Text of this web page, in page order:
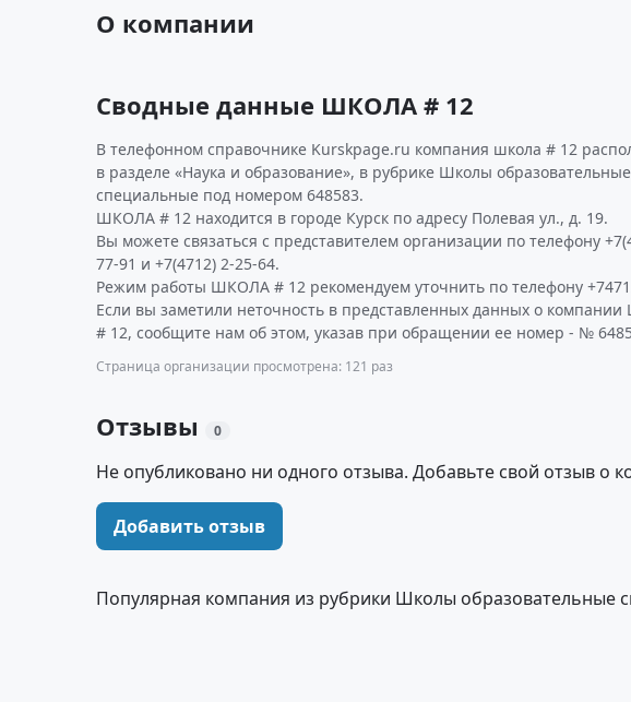
О компании
Сводные данные ШКОЛА # 12
В телефонном справочнике Kurskpage.ru компания школа # 12
в разделе «Наука и образование», в рубрике Школы образовательные
специальные под номером 648583.
ШКОЛА # 12 находится в городе Курск по адресу Полевая ул., д. 19.
Вы можете связаться с представителем организации по телефону
77-91 и +7(4712) 2-25-64.
Режим работы ШКОЛА # 12 рекомендуем уточнить по телефону
Если вы заметили неточность в представленных данных о
# 12, сообщите нам об этом, указав при обращении ее номер - №
Страница организации просмотрена: 121 раз
Отзывы 0
Не опубликовано ни одного отзыва. Добавьте свой отзыв о
Добавить отзыв
Популярная компания из рубрики Школы образовательные